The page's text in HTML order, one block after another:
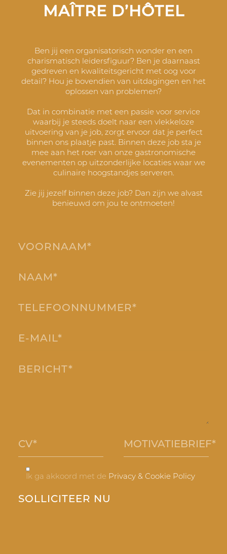
MAÎTRE D’HÔTEL
Ben jij een organisatorisch wonder en een
charismatisch leidersfiguur? Ben je daarnaast
gedreven en kwaliteitsgericht met oog voor
detail? Hou je bovendien van uitdagingen en het
oplossen van problemen?
Dat in combinatie met een passie voor service
waarbij je steeds doelt naar een vlekkeloze
uitvoering van je job, zorgt ervoor dat je perfect
binnen ons plaatje past. Binnen deze job sta je
mee aan het roer van onze gastronomische
evenementen op uitzonderlijke locaties waar we
culinaire hoogstandjes serveren.
Zie jij jezelf binnen deze job? Dan zijn we alvast
benieuwd om jou te ontmoeten!
CV* MOTIVATIEBRIEF*
Ik ga akkoord met de Privacy & Cookie Policy